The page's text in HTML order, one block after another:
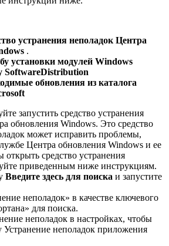
устранения неполадок Центра
.
установки модулей Windows
SoftwareDistribution
обновления из каталога
запустить средство устранения
обновления Windows. Это средство
может исправить проблемы,
Центра обновления Windows и ее
открыть средство устранения
приведенным ниже инструкциям.
Введите здесь для поиска и запустите
неполадок» в качестве ключевого
для поиска.
неполадок в настройках, чтобы
Устранение неполадок приложения